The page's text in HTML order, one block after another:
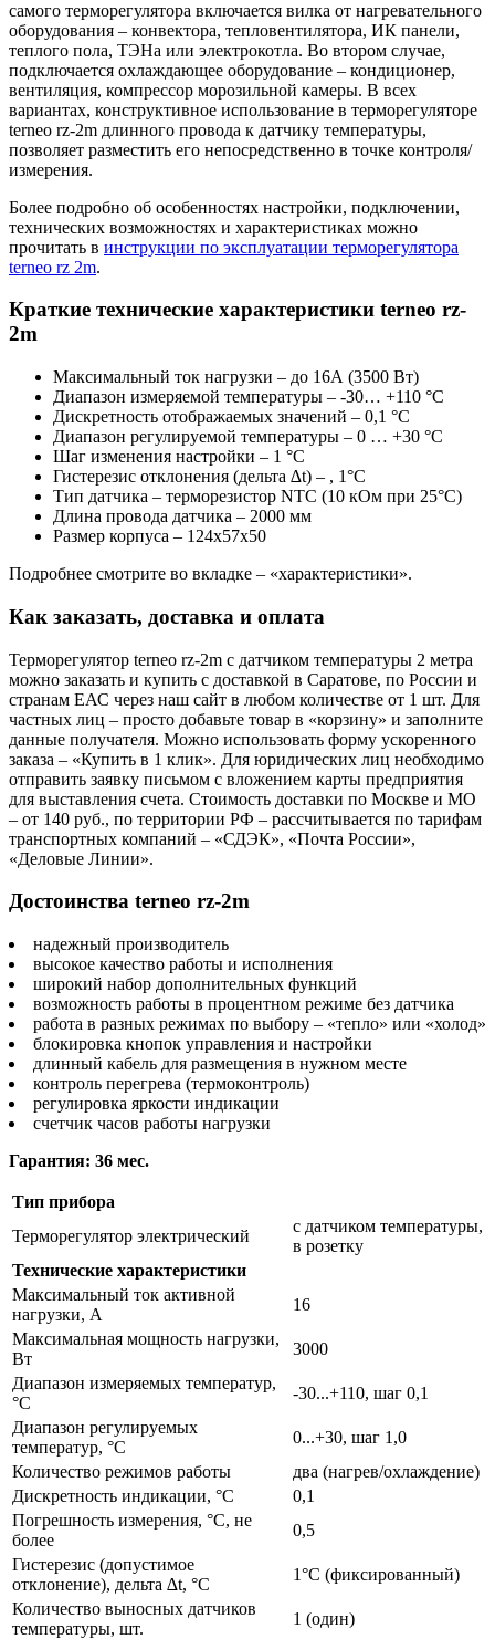
самого терморегулятора включается вилка от нагревательного
оборудования – конвектора, тепловентилятора, ИК панели,
теплого пола, ТЭНа или электрокотла. Во втором случае,
подключается охлаждающее оборудование – кондиционер,
вентиляция, компрессор морозильной камеры. В всех
вариантах, конструктивное использование в терморегуляторе
terneo rz-2m длинного провода к датчику температуры,
позволяет разместить его непосредственно в точке контроля/
измерения.
Более подробно об особенностях настройки, подключении,
технических возможностях и характеристиках можно
прочитать в инструкции по эксплуатации терморегулятора
terneo rz 2m.
Краткие технические характеристики terneo rz-
2m
Максимальный ток нагрузки – до 16А (3500 Вт)
Диапазон измеряемой температуры – -30… +110 °С
Дискретность отображаемых значений – 0,1 °С
Диапазон регулируемой температуры – 0 … +30 °С
Шаг изменения настройки – 1 °С
Гистерезис отклонения (дельта ∆t) – , 1°С
Тип датчика – терморезистор NTC (10 кОм при 25°С)
Длина провода датчика – 2000 мм
Размер корпуса – 124х57х50
Подробнее смотрите во вкладке – «характеристики».
Как заказать, доставка и оплата
Терморегулятор terneo rz-2m с датчиком температуры 2 метра
можно заказать и купить с доставкой в Саратове, по России и
странам ЕАС через наш сайт в любом количестве от 1 шт. Для
частных лиц – просто добавьте товар в «корзину» и заполните
данные получателя. Можно использовать форму ускоренного
заказа – «Купить в 1 клик». Для юридических лиц необходимо
отправить заявку письмом с вложением карты предприятия
для выставления счета. Стоимость доставки по Москве и МО
– от 140 руб., по территории РФ – рассчитывается по тарифам
транспортных компаний – «СДЭК», «Почта России»,
«Деловые Линии».
Достоинства terneo rz-2m
надежный производитель
высокое качество работы и исполнения
широкий набор дополнительных функций
возможность работы в процентном режиме без датчика
работа в разных режимах по выбору – «тепло» или «холод»
блокировка кнопок управления и настройки
длинный кабель для размещения в нужном месте
контроль перегрева (термоконтроль)
регулировка яркости индикации
счетчик часов работы нагрузки
Гарантия: 36 мес.
Тип прибора
Терморегулятор электрический
с датчиком температуры,
в розетку
Технические характеристики
Максимальный ток активной
нагрузки, А
16
Максимальная мощность нагрузки,
Вт
3000
Диапазон измеряемых температур,
°С
-30...+110, шаг 0,1
Диапазон регулируемых
температур, °С
0...+30, шаг 1,0
Количество режимов работы
два (нагрев/охлаждение)
Дискретность индикации, °С
0,1
Погрешность измерения, °С, не
более
0,5
Гистерезис (допустимое
отклонение), дельта ∆t, °С
1°С (фиксированный)
Количество выносных датчиков
температуры, шт.
1 (один)